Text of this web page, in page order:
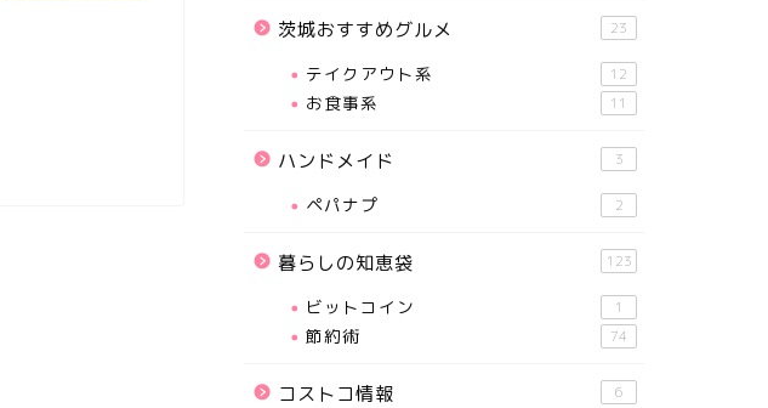
茨城おすすめグルメ 23
テイクアウト系 12
お食事系 11
ハンドメイド 3
ペパナプ 2
暮らしの知恵袋 123
ビットコイン 1
節約術 74
コストコ情報 6